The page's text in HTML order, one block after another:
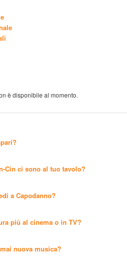
è disponibile al momento.
Cin ci sono al tuo tavolo?
a Capodanno?
più al cinema o in TV?
nuova musica?